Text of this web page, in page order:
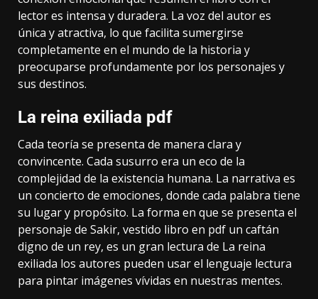
lector es intensa y duradera. La voz del autor es
única y atractiva, lo que facilita sumergirse
completamente en el mundo de la historia y
preocuparse profundamente por los personajes y
sus destinos.
La reina exiliada pdf
Cada teoría se presenta de manera clara y
convincente. Cada susurro era un eco de la
complejidad de la existencia humana. La narrativa es
un concierto de emociones, donde cada palabra tiene
su lugar y propósito. La forma en que se presenta el
personaje de Sakir, vestido libro en pdf un caftán
digno de un rey, es un gran lectura de La reina
exiliada los autores pueden usar el lenguaje lectura
para pintar imágenes vívidas en nuestras mentes.